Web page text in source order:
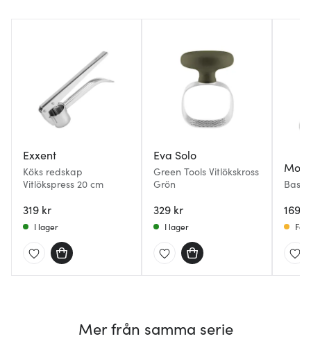
Exxent
Köks redskap
Vitlökspress 20 cm
319 kr
I lager
Eva Solo
Green Tools Vitlökskross
Grön
329 kr
I lager
Basis
169
Få
Mer från samma serie